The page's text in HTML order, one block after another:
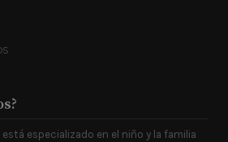
especializado en el niño y la familia